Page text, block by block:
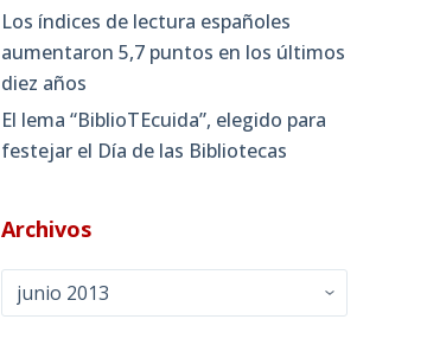
Los índices de lectura españoles
aumentaron 5,7 puntos en los últimos
diez años
El lema “BiblioTEcuida”, elegido para
festejar el Día de las Bibliotecas
Archivos
Archivos